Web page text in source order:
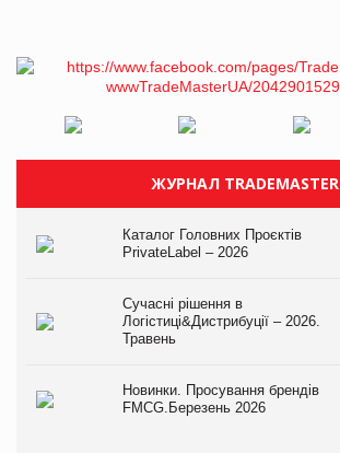
ЖУРНАЛ TRADEMASTER
Каталог Головних Проєктів
PrivateLabel – 2026
Сучасні рішення в
Логістиці&Дистрибуції – 2026.
Травень
Новинки. Просування брендів
FMCG.Березень 2026